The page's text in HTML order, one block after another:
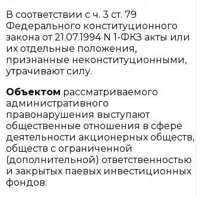
В соответствии с ч. 3 ст. 79
Федерального конституционного
закона от 21.07.1994 N 1-ФКЗ акты или
их отдельные положения,
признанные неконституционными,
утрачивают силу.
Объектом рассматриваемого
административного
правонарушения выступают
общественные отношения в сфере
деятельности акционерных обществ,
обществ с ограниченной
(дополнительной) ответственностью
и закрытых паевых инвестиционных
фондов.